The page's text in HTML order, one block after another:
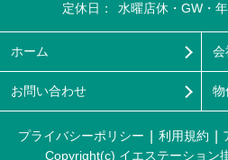
定休日：
水曜店休・GW・
ホーム 会
お問い合わせ 物
プライバシーポリシー 利用規約
Copyright(c) イエステーショ